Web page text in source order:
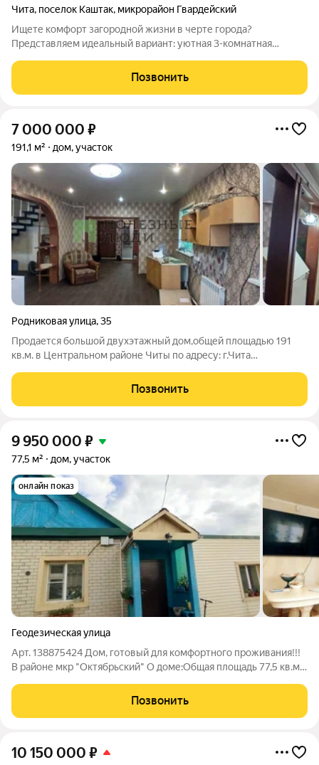
Чита, поселок Каштак, микрорайон Гвардейский
Ищете комфорт загородной жизни в черте города?
Представляем идеальный вариант: уютная 3-комнатная
двухквартирном доме 2006 года постройки. Особенности
Позвонить
7 000 000 ₽
191,1 м² дом, участок
Родниковая улица,35
Продается большой двухэтажный дом,общей площадью 191
кв.м. в Центральном районе Читы по адресу: г.Чита
машине от центра города! Описание дома: Дом
двухэтажный,2011 года постройки,сделан из бруса,на
Позвонить
9 950 000 ₽
77,5 м² дом, участок
онлайн показ
Геодезическая улица
Арт. 138875424 Дом, готовый для комфортного проживания!!!
В районе мкр "Октябрьский" О доме:Oбщая плoщадь 77,5 кв.м.
преимущества которого хорошая теплоизоляция и
огнестойкость вода централизованная,
Позвонить
10 150 000 ₽